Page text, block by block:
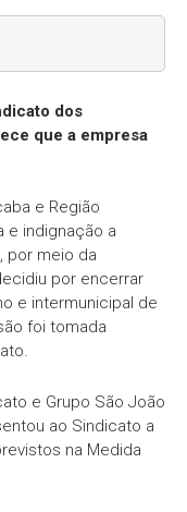
dos
que a empresa
e Região
indignação a
por meio da
por encerrar
e intermunicipal de
foi tomada
e Grupo São João
ao Sindicato a
na Medida